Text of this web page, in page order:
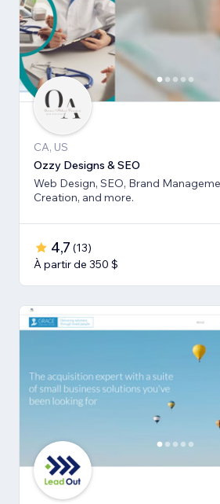
CA, US
Ozzy Designs & SEO
Web Design, SEO, Brand
Creation, and more.
4,7 (13)
À partir de 350 $